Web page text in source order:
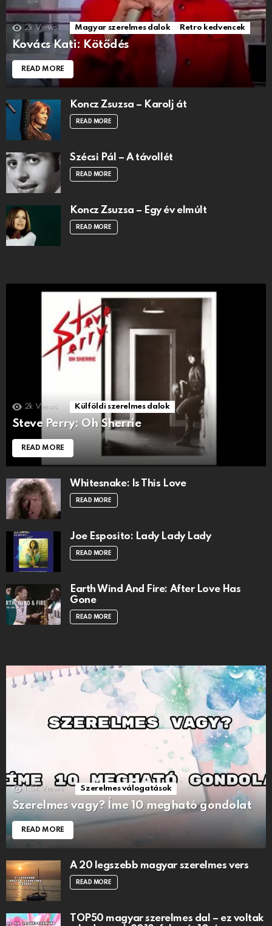
2k Views Magyar szerelmes dalok Retro kedvencek
Kovács Kati: Kötődés
READ MORE
Koncz Zsuzsa – Karolj át
READ MORE
Szécsi Pál – A távollét
READ MORE
Koncz Zsuzsa – Egy év elmúlt
READ MORE
2k Views Külföldi szerelmes dalok
Steve Perry: Oh Sherrie
READ MORE
Whitesnake: Is This Love
READ MORE
Joe Esposito: Lady Lady Lady
READ MORE
Earth Wind And Fire: After Love Has
Gone
READ MORE
1.5k Views Szerelmes válogatások
Szerelmes vagy? Íme 10 megható gondolat
READ MORE
A 20 legszebb magyar szerelmes vers
READ MORE
TOP50 magyar szerelmes dal – ez voltak